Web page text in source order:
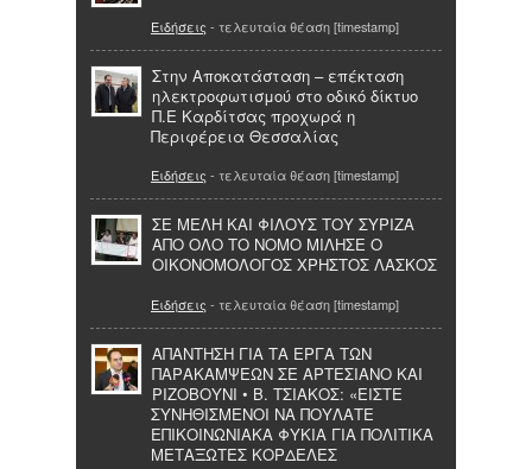
Ειδήσεις - τελευταία θέαση [timestamp]
Στην Αποκατάσταση – επέκταση
ηλεκτροφωτισμού στο οδικό δίκτυο
Π.Ε Καρδίτσας προχωρά η
Περιφέρεια Θεσσαλίας
Ειδήσεις - τελευταία θέαση [timestamp]
ΣΕ ΜΕΛΗ ΚΑΙ ΦΙΛΟΥΣ ΤΟΥ ΣΥΡΙΖΑ
ΑΠΟ ΟΛΟ ΤΟ ΝΟΜΟ ΜΙΛΗΣΕ Ο
ΟΙΚΟΝΟΜΟΛΟΓΟΣ ΧΡΗΣΤΟΣ ΛΑΣΚΟΣ
Ειδήσεις - τελευταία θέαση [timestamp]
ΑΠΑΝΤΗΣΗ ΓΙΑ ΤΑ ΕΡΓΑ ΤΩΝ
ΠΑΡΑΚΑΜΨΕΩΝ ΣΕ ΑΡΤΕΣΙΑΝΟ ΚΑΙ
ΡΙΖΟΒΟΥΝΙ • Β. ΤΣΙΑΚΟΣ: «ΕΙΣΤΕ
ΣΥΝΗΘΙΣΜΕΝΟΙ ΝΑ ΠΟΥΛΑΤΕ
ΕΠΙΚΟΙΝΩΝΙΑΚΑ ΦΥΚΙΑ ΓΙΑ ΠΟΛΙΤΙΚΑ
ΜΕΤΑΞΩΤΕΣ ΚΟΡΔΕΛΕΣ